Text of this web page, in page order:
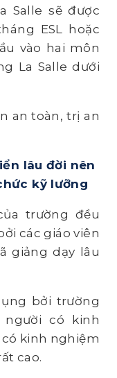
Salle sẽ được
ESL hoặc
vào hai môn
La Salle dưới
an toàn, trị an
lâu đời nên
kỹ lưỡng
trường đều
các giáo viên
giảng dạy lâu
bởi trường
có kinh
có kinh nghiệm
cao.